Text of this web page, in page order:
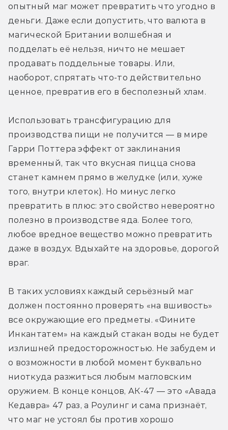
опытный маг может превратить что угодно в
деньги. Даже если допустить, что валюта в
магической Британии волшебная и
подделать её нельзя, ничто не мешает
продавать поддельные товары. Или,
наоборот, спрятать что-то действительно
ценное, превратив его в бесполезный хлам.
Использовать трансфигурацию для
производства пищи не получится — в мире
Гарри Поттера эффект от заклинания
временный, так что вкусная пицца снова
станет камнем прямо в желудке (или, хуже
того, внутри клеток). Но минус легко
превратить в плюс: это свойство невероятно
полезно в производстве яда. Более того,
любое вредное вещество можно превратить
даже в воздух. Вдыхайте на здоровье, дорогой
враг.
В таких условиях каждый серьёзный маг
должен постоянно проверять «на вшивость»
все окружающие его предметы. «Фините
Инкантатем» на каждый стакан воды не будет
излишней предосторожностью. Не забудем и
о возможности в любой момент буквально
ниоткуда разжиться любым магловским
оружием. В конце концов, АК-47 — это «Авада
Кедавра» 47 раз, а Роулинг и сама признаёт,
что маг не устоял бы против хорошо